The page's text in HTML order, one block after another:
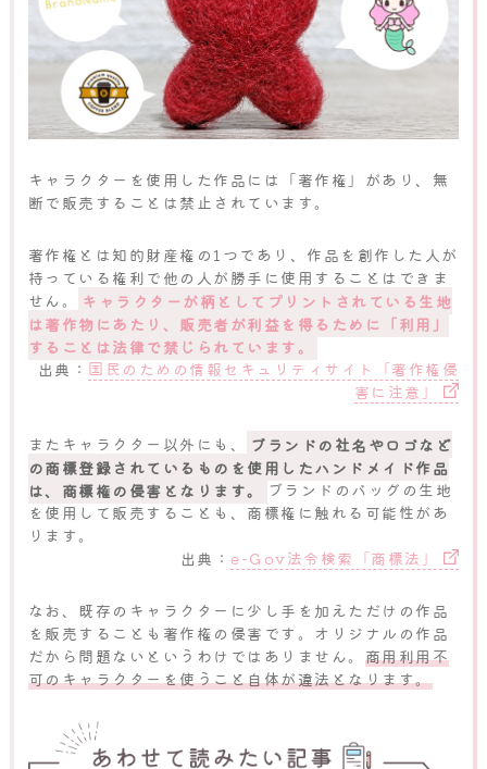
キャラクターを使用した作品には「著作権」があり、無
断で販売することは禁止されています。
著作権とは知的財産権の1つであり、作品を創作した人が
持っている権利で他の人が勝手に使用することはできま
せん。
キャラクターが柄としてプリントされている生地
は著作物にあたり、販売者が利益を得るために「利用」
することは法律で禁じられています。
出典： 国民のための情報セキュリティサイト「著作権侵
害に注意」
またキャラクター以外にも、
ブランドの社名やロゴなど
の商標登録されているものを使用したハンドメイド作品
は、商標権の侵害となります。
ブランドのバッグの生地
を使用して販売することも、商標権に触れる可能性があ
ります。
出典：e-Gov法令検索「商標法」
なお、既存のキャラクターに少し手を加えただけの作品
を販売することも著作権の侵害です。オリジナルの作品
だから問題ないというわけではありません。 商用利用不
可のキャラクターを使うこと自体が違法となります。